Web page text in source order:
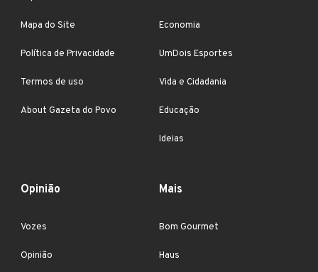
Mapa do Site
Política de Privacidade
Termos de uso
About Gazeta do Povo
Economia
UmDois Esportes
Vida e Cidadania
Educação
Ideias
Opinião
Vozes
Opinião
Mais
Bom Gourmet
Haus